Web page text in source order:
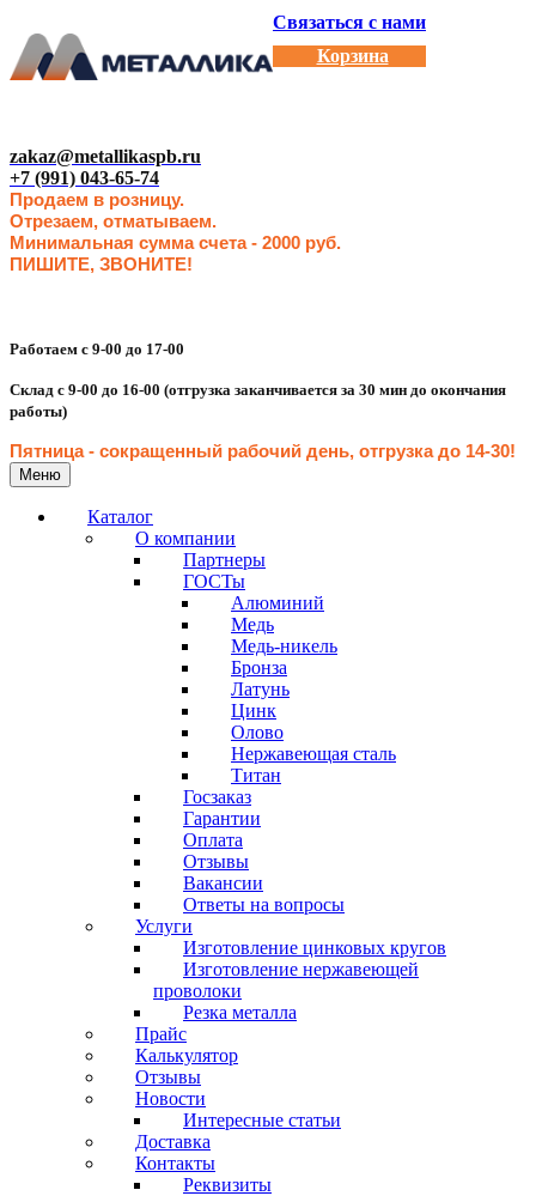
Связаться с нами
Корзина
zakaz@metallikaspb.ru
+7 (991) 043-65-74
Продаем в розницу.
Отрезаем, отматываем.
Минимальная сумма счета - 2000 руб.
ПИШИТЕ, ЗВОНИТЕ!
Работаем с 9-00 до 17-00
Склад с 9-00 до 16-00 (отгрузка заканчивается за 30 мин до окончания
работы)
Пятница - сокращенный рабочий день, отгрузка до 14-30!
Меню
Каталог
О компании
Партнеры
ГОСТы
Алюминий
Медь
Медь-никель
Бронза
Латунь
Цинк
Олово
Нержавеющая сталь
Титан
Госзаказ
Гарантии
Оплата
Отзывы
Вакансии
Ответы на вопросы
Услуги
Изготовление цинковых кругов
Изготовление нержавеющей
проволоки
Резка металла
Прайс
Калькулятор
Отзывы
Новости
Интересные статьи
Доставка
Контакты
Реквизиты